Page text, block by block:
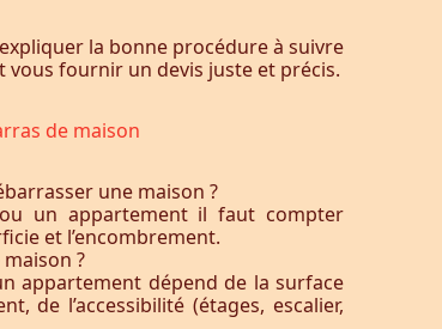
la bonne procédure à suivre
fournir un devis juste et précis.
de maison
une maison ?
un appartement il faut compter
et l’encombrement.
?
appartement dépend de la surface
de l’accessibilité (étages, escalier,